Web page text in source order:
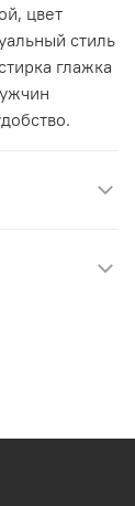
цвет
стиль
глажка